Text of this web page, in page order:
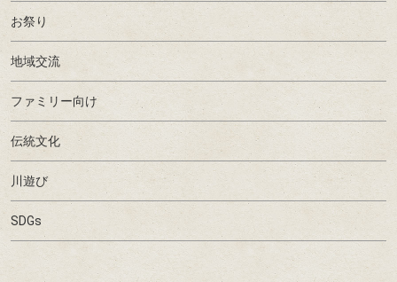
お祭り
地域交流
ファミリー向け
伝統文化
川遊び
SDGs